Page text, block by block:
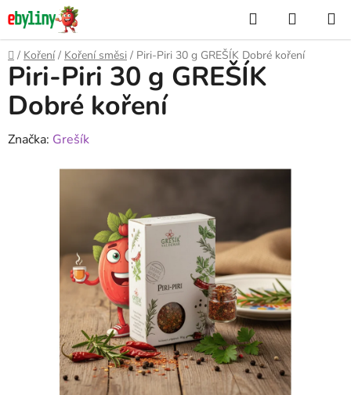
Přejít
na
obsah
Hledat
KOŠÍK
Domů
/ Koření / Koření směsi / Piri-Piri 30 g GREŠÍK Dobré koření
Piri-Piri 30 g GREŠÍK
Dobré koření
Značka: Grešík